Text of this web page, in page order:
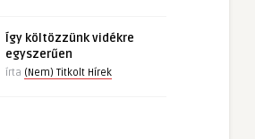
Így költözzünk vidékre
egyszerűen
írta (Nem) Titkolt Hírek